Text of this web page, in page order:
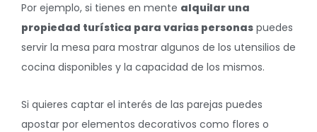
Por ejemplo, si tienes en mente alquilar una
propiedad turística para varias personas puedes
servir la mesa para mostrar algunos de los utensilios de
cocina disponibles y la capacidad de los mismos.
Si quieres captar el interés de las parejas puedes
apostar por elementos decorativos como flores o